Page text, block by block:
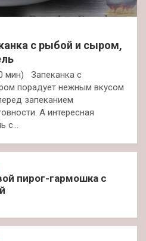
с рыбой и сыром,
мин) Запеканка с
порадует нежным вкусом
запеканием
А интересная
с…
пирог-гармошка с